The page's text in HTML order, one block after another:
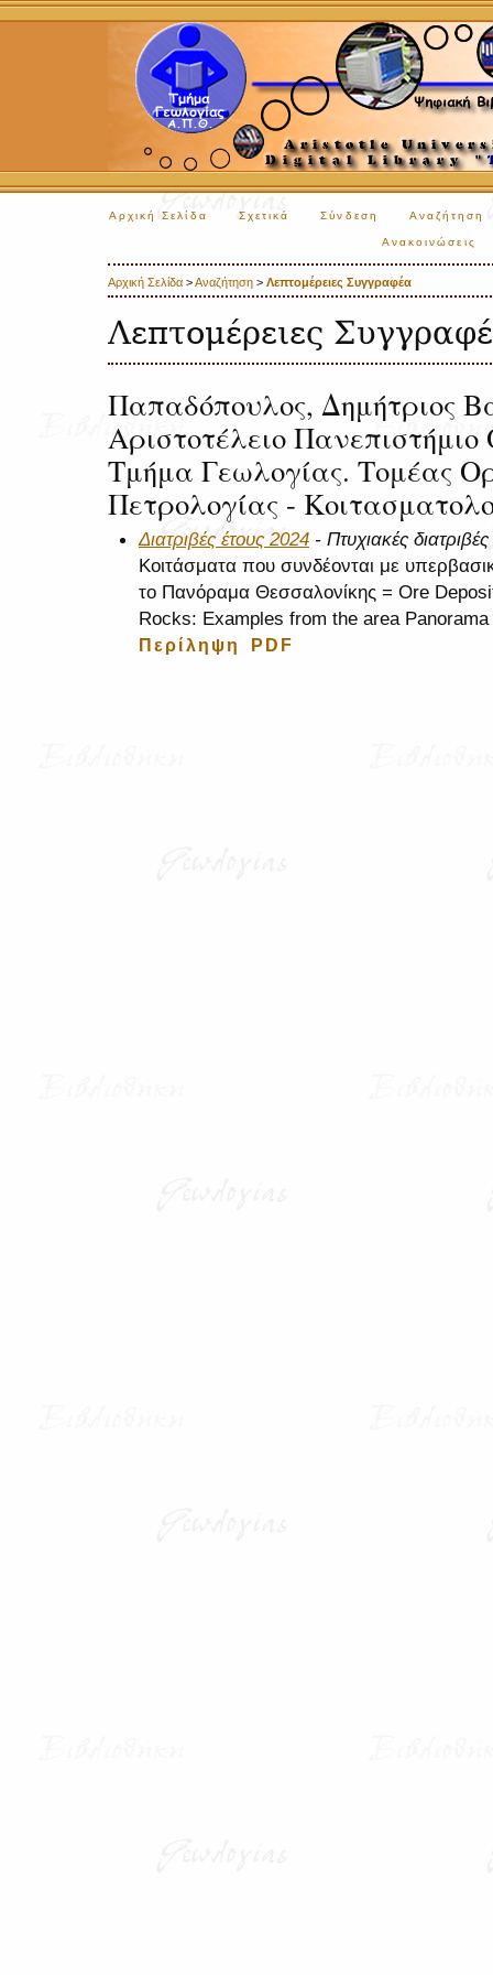
Αρχική Σελίδα Σχετικά Σύνδεση Αναζήτηση
Ανακοινώσεις
Αρχική Σελίδα >Αναζήτηση > Λεπτομέρειες Συγγραφέα
Λεπτομέρειες
Παπαδόπουλος, Δημήτριος
Αριστοτέλειο
Τμήμα Γεωλογίας. Τομέας
Πετρολογίας -
Διατριβές έτους 2024 - Πτυχιακές
Κοιτάσματα που συνδέονται με
το Πανόραμα Θεσσαλονίκης = Ore
Rocks: Examples from the area
Περίληψη PDF